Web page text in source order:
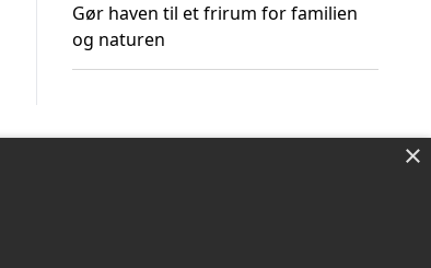
Gør haven til et frirum for familien
og naturen
×